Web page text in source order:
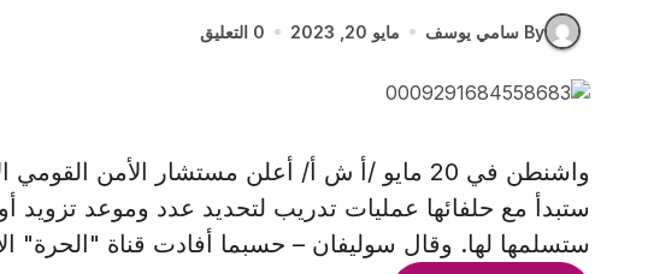
By سامي يوسف مايو 20, 2023 0 التعليق
واشنطن في 20 مايو /أ ش أ/ أعلن مستشار الأمن
ستسلمها لها. وقال سوليفان – حسبما أفادت قناة "الحرة"